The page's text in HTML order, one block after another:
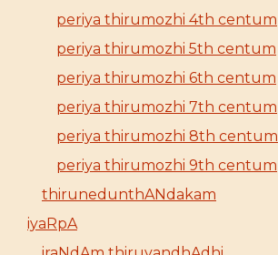
periya thirumozhi 4th centum
periya thirumozhi 5th centum
periya thirumozhi 6th centum
periya thirumozhi 7th centum
periya thirumozhi 8th centum
periya thirumozhi 9th centum
thirunedunthANdakam
iyaRpA